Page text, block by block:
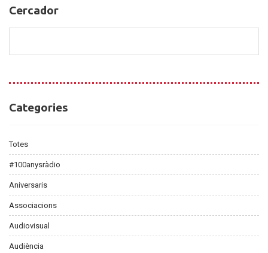
Cercador
Cercador
Categories
Categories
Totes
#100anysràdio
Aniversaris
Associacions
Audiovisual
Audiència